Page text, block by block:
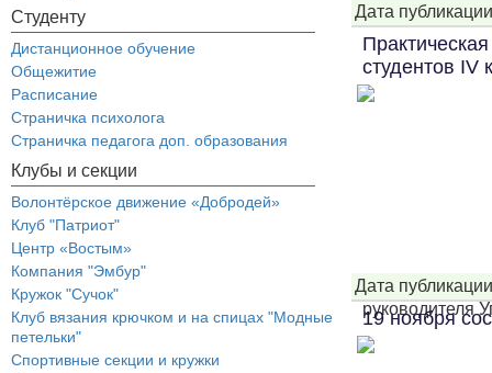
Студенту
Дистанционное обучение
Общежитие
Расписание
Страничка психолога
Страничка педагога доп. образования
Клубы и секции
Волонтёрское движение «Добродей»
Клуб "Патриот"
Центр «Востым»
Компания "Эмбур"
Кружок "Сучок"
Клуб вязания крючком и на спицах "Модные
петельки"
Спортивные секции и кружки
обучающиеся
Дата
студентов IV
руководителя
Дата
19 ноября